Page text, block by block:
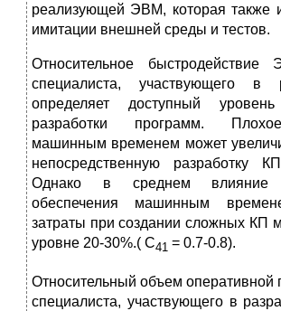
реализующей ЭВМ, которая также
имитации внешней среды и тестов.
Относительное
специалиста, участвующего в
определяет доступный уровень
разработки программ.
машинным временем может
непосредственную разработку
Однако в среднем влияние
обеспечения машинным
затраты при создании сложных КП
уровне 20-30%.( С41 = 0.7-0.8).
Относительный объем оперативной
специалиста, участвующего в